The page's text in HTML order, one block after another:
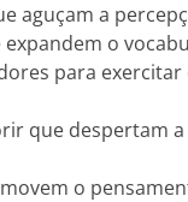
aguçam a
expandem o
para
que despertam
o